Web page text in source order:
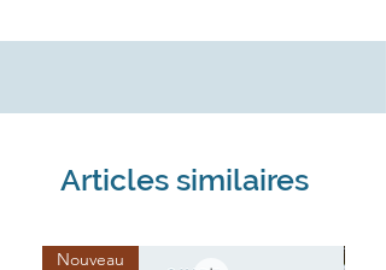
concretspour t'aider à mieux
contrôler AVANT-PENDANT-
En plus, il contient:
terme de besoins en glucides
Articles similaires
Nouveau